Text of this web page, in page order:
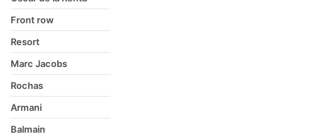
Front row
Resort
Marc Jacobs
Rochas
Armani
Balmain